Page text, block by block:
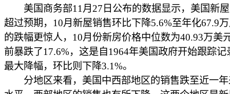
美国商务部11月27日公布的数据显示，美国新
超过预期，10月新屋销售环比下降5.6%至年化67.9
的跌幅更惊人，10月份新房价格中位数为40.93万美
前暴跌了17.6%，这是自1964年美国政府开始跟踪记
最大降幅，环比则下降3.1%。
分地区来看，美国中西部地区的销售跌至近一年